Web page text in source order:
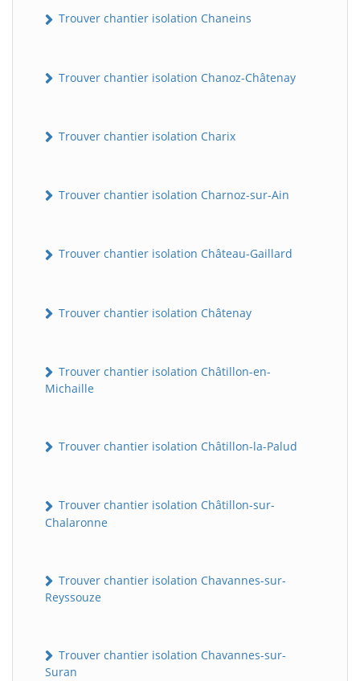
Trouver chantier isolation Chaneins
Trouver chantier isolation Chanoz-Châtenay
Trouver chantier isolation Charix
Trouver chantier isolation Charnoz-sur-Ain
Trouver chantier isolation Château-Gaillard
Trouver chantier isolation Châtenay
Trouver chantier isolation Châtillon-en-
Michaille
Trouver chantier isolation Châtillon-la-Palud
Trouver chantier isolation Châtillon-sur-
Chalaronne
Trouver chantier isolation Chavannes-sur-
Reyssouze
Trouver chantier isolation Chavannes-sur-
Suran